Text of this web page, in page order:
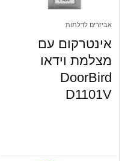
אביזרים לדלתות
אינטרקום עם
מצלמת וידאו
DoorBird
D1101V